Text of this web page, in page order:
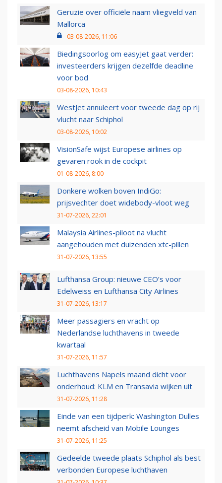
Geruzie over officiële naam vliegveld van
Mallorca
03-08-2026, 11:06
Biedingsoorlog om easyJet gaat verder:
investeerders krijgen dezelfde deadline
voor bod
03-08-2026, 10:43
WestJet annuleert voor tweede dag op rij
vlucht naar Schiphol
03-08-2026, 10:02
VisionSafe wijst Europese airlines op
gevaren rook in de cockpit
01-08-2026, 8:00
Donkere wolken boven IndiGo:
prijsvechter doet widebody-vloot weg
31-07-2026, 22:01
Malaysia Airlines-piloot na vlucht
aangehouden met duizenden xtc-pillen
31-07-2026, 13:55
Lufthansa Group: nieuwe CEO’s voor
Edelweiss en Lufthansa City Airlines
31-07-2026, 13:17
Meer passagiers en vracht op
Nederlandse luchthavens in tweede
kwartaal
31-07-2026, 11:57
Luchthavens Napels maand dicht voor
onderhoud: KLM en Transavia wijken uit
31-07-2026, 11:28
Einde van een tijdperk: Washington Dulles
neemt afscheid van Mobile Lounges
31-07-2026, 11:25
Gedeelde tweede plaats Schiphol als best
verbonden Europese luchthaven